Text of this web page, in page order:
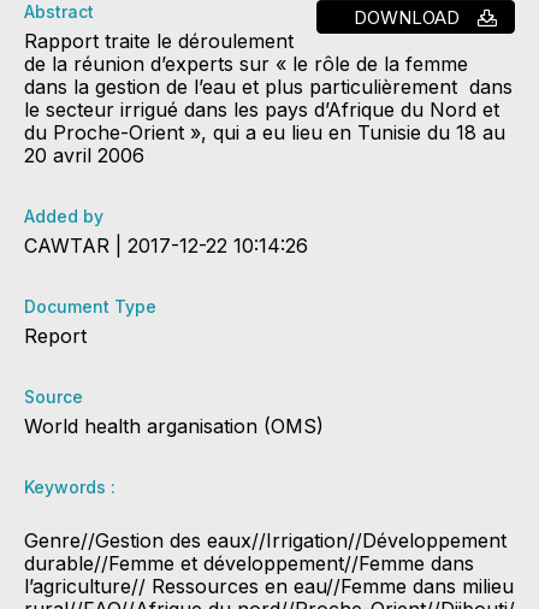
DOWNLOAD
Abstract
Rapport traite le déroulement
de la réunion d’experts sur « le rôle de la femme
dans la gestion de l’eau et plus particulièrement dans
le secteur irrigué dans les pays d’Afrique du Nord et
du Proche-Orient », qui a eu lieu en Tunisie du 18 au
20 avril 2006
Added by
CAWTAR | 2017-12-22 10:14:26
Document Type
Report
Source
World health arganisation (OMS)
Keywords :
Genre//Gestion des eaux//Irrigation//Développement
durable//Femme et développement//Femme dans
l’agriculture// Ressources en eau//Femme dans milieu